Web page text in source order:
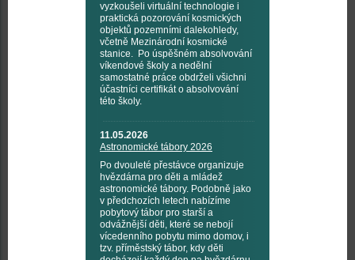
vyzkoušeli virtuální technologie i
praktická pozorování kosmických
objektů pozemními dalekohledy,
včetně Mezinárodní kosmické
stanice. Po úspěšném absolvování
víkendové školy a nedělní
samostatné práce obdrželi všichni
účastníci certifikát o absolvování
této školy.
11.05.2026
Astronomické tábory 2026
Po dvouleté přestávce organizuje
hvězdárna pro děti a mládež
astronomické tábory. Podobně jako
v předchozích letech nabízíme
pobytový tábor pro starší a
odvážnější děti, které se nebojí
vícedenního pobytu mimo domov, i
tzv. příměstský tábor, kdy děti